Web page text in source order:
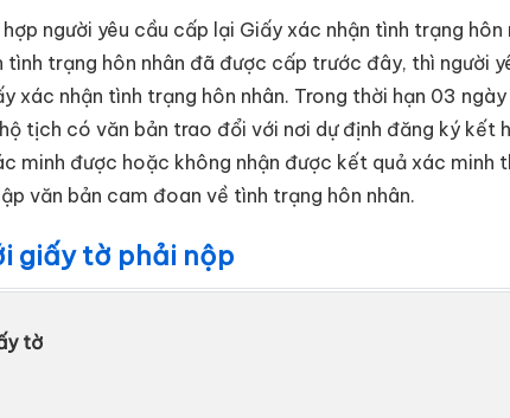
người yêu cầu cấp lại Giấy xác nhận tình trạng
tình trạng hôn nhân đã được cấp trước đây, thì người
xác nhận tình trạng hôn nhân. Trong thời hạn 03
tịch có văn bản trao đổi với nơi dự định đăng ký kết
minh được hoặc không nhận được kết quả xác minh
văn bản cam đoan về tình trạng hôn nhân.
giấy tờ phải nộp
tờ